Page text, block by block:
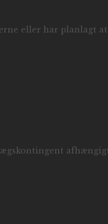
eller har planlagt at